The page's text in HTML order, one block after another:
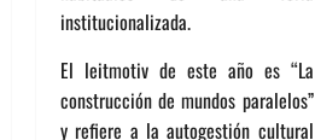
institucionalizada.
El leitmotiv de este año es “La
construcción de mundos paralelos”
y refiere a la autogestión cultural